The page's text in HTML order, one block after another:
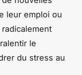
leur emploi ou
le
du stress au